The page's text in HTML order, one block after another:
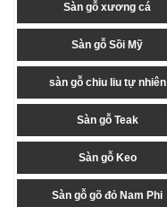
Sàn gỗ xương cá
Sàn gỗ Sồi Mỹ
sàn gỗ chiu liu tự nhiên
Sàn gỗ Teak
Sàn gỗ Keo
Sàn gỗ gõ đỏ Nam Phi